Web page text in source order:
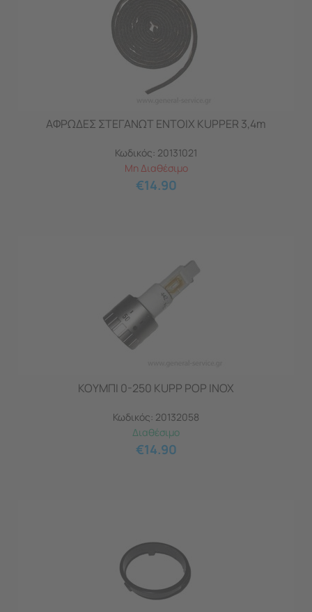
ΑΦΡΩΔΕΣ ΣΤΕΓΑΝΩΤ ΕΝΤΟΙΧ KUPPER 3,4m
Κωδικός: 20131021
Μη Διαθέσιμο
€14.90
ΚΟΥΜΠΙ 0-250 KUPP POP INOX
Κωδικός: 20132058
Διαθέσιμο
€14.90